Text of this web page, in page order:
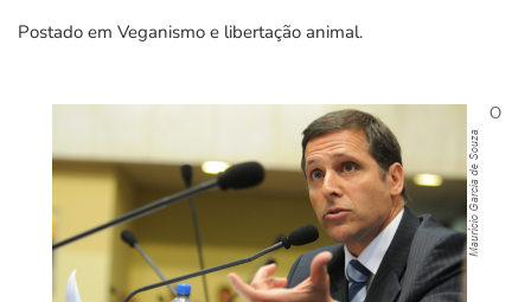
Postado em Veganismo e libertação animal.
O